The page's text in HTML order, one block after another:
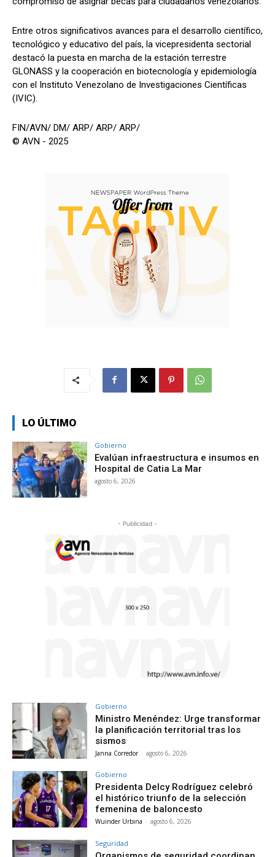
Entre otros significativos avances para el desarrollo científico,
tecnológico y educativo del país, la vicepresidenta sectorial
destacó la puesta en marcha de la estación terrestre
GLONASS y la cooperación en biotecnología y epidemiología
con el Instituto Venezolano de Investigaciones Científicas
(IVIC).
FIN/AVN/ DM/ ARP/ ARP/ ARP/
© AVN - 2025
LO ÚLTIMO
Gobierno
Evalúan infraestructura e insumos en
Hospital de Catia La Mar
agosto 6, 2026
- Publicidad -
Gobierno
Ministro Menéndez: Urge transformar
la planificación territorial tras los
sismos
Janna Corredor - agosto 6, 2026
Gobierno
Presidenta Delcy Rodríguez celebró
el histórico triunfo de la selección
femenina de baloncesto
Wuinder Urbina - agosto 6, 2026
Seguridad